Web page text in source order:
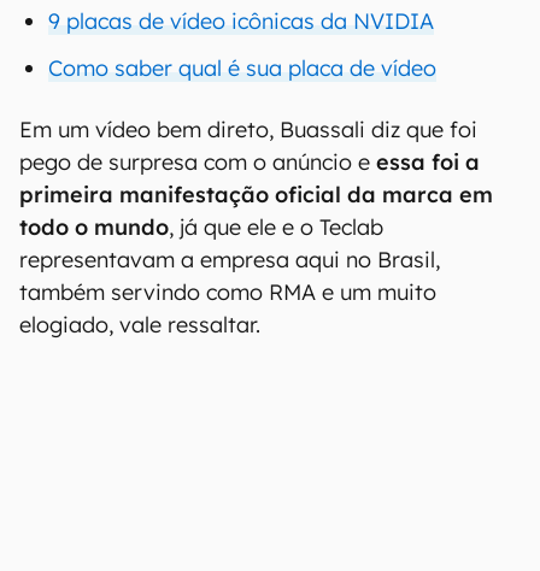
9 placas de vídeo icônicas da NVIDIA
Como saber qual é sua placa de vídeo
Em um vídeo bem direto, Buassali diz que foi
pego de surpresa com o anúncio e essa foi a
primeira manifestação oficial da marca em
todo o mundo, já que ele e o Teclab
representavam a empresa aqui no Brasil,
também servindo como RMA e um muito
elogiado, vale ressaltar.